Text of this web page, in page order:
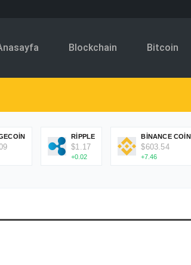
Blockchain Bitcoin
RIPPLE
$1.17
+0.02
BINANCE COIN
$603.54
+7.46